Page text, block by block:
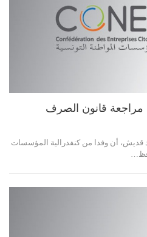
قانون الصرف
قديش، أن وفدا من كنفدرالية المؤسسات